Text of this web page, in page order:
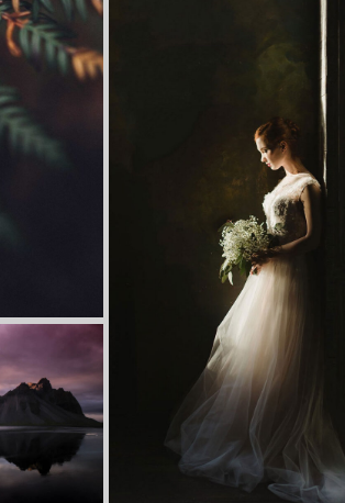
Lorem ipsum dolor sit amet,
consectetur adipiscing elit.
Suspendisse egestas accumsan